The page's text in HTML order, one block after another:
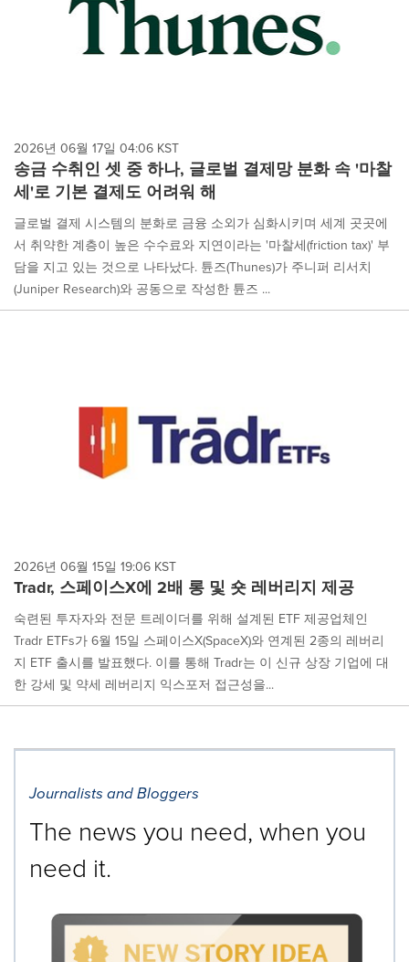
2026년 06월 17일 04:06 KST
송금 수취인 셋 중 하나, 글로벌 결제망 분화 속 '마찰
세'로 기본 결제도 어려워 해
글로벌 결제 시스템의 분화로 금융 소외가 심화시키며 세계 곳곳에
서 취약한 계층이 높은 수수료와 지연이라는 '마찰세(friction tax)' 부
담을 지고 있는 것으로 나타났다. 튠즈(Thunes)가 주니퍼 리서치
(Juniper Research)와 공동으로 작성한 튠즈 ...
2026년 06월 15일 19:06 KST
Tradr, 스페이스X에 2배 롱 및 숏 레버리지 제공
숙련된 투자자와 전문 트레이더를 위해 설계된 ETF 제공업체인
Tradr ETFs가 6월 15일 스페이스X(SpaceX)와 연계된 2종의 레버리
지 ETF 출시를 발표했다. 이를 통해 Tradr는 이 신규 상장 기업에 대
한 강세 및 약세 레버리지 익스포저 접근성을...
Journalists and Bloggers
The news you need, when you
need it.